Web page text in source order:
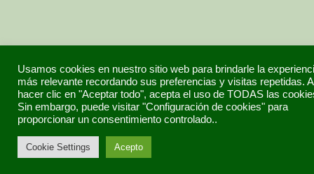
Usamos cookies en nuestro sitio web para brindarle la
más relevante recordando sus preferencias y visitas repetidas.
hacer clic en "Aceptar todo", acepta el uso de TODAS las
Sin embargo, puede visitar "Configuración de cookies" para
proporcionar un consentimiento controlado..
Cookie Settings Acepto